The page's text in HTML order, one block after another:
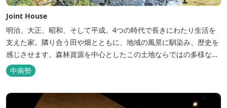
Joint House
明治、大正、昭和、そして平成。4つの時代で長きにわたり生活を
支えた家。隣り合う田や畑とともに、地域の風景に馴染み、歴史を
感じさせます。森林資源を中心としたこの土地ならではの多様な自
然環境の素晴らしさを伝える情報を発信し、そして多種多様な人材
と共有することで地域産業・地域社会の発展を図るNPO法人Joint
中南勢